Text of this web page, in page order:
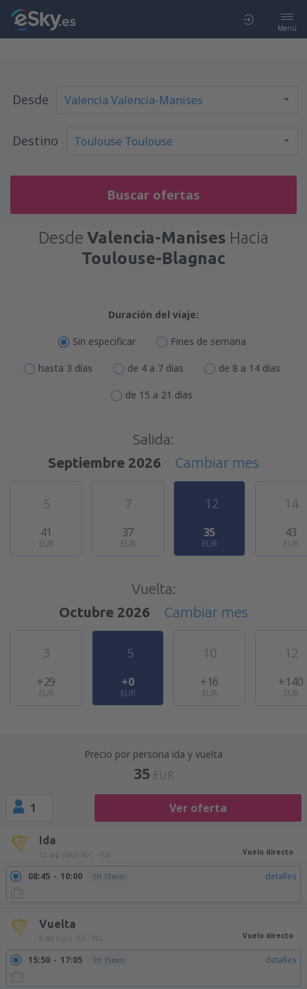
Menú
Desde
Destino
Buscar ofertas
Desde Valencia-Manises Hacia
Toulouse-Blagnac
Duración del viaje:
Sin especificar Fines de semana
hasta 3 días de 4 a 7 días de 8 a 14 días
de 15 a 21 días
Salida:
Septiembre 2026
Cambiar mes
5
41
EUR
7
37
EUR
12
35
EUR
14
43
EUR
Vuelta:
Octubre 2026
Cambiar mes
3
+29
EUR
5
+0
EUR
10
+16
EUR
12
+140
EUR
Precio por persona ida y vuelta
35 EUR
1 Ver oferta
Ida
12 sep (sáb) VLC - TLS Vuelo directo
08:45 10:00 1h 15min detalles
Vuelta
5 oct (lun) TLS - VLC Vuelo directo
15:50 17:05 1h 15min detalles